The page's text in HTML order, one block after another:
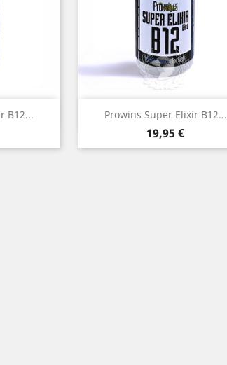
B12... Prowins Super Elixir B12...
Precio
19,95 €
 Vista rápida